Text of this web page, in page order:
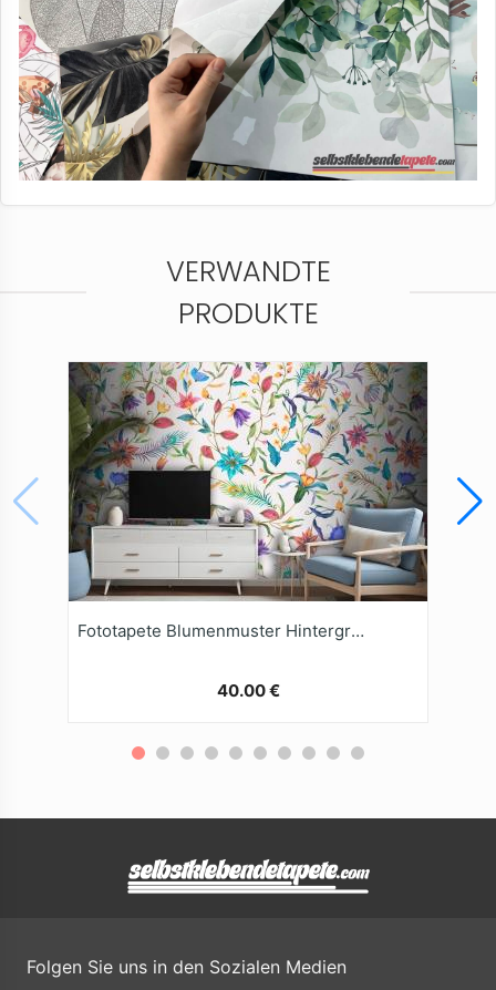
VERWANDTE
PRODUKTE
Fototapete Blumenmuster Hintergrund
40.00 €
Folgen Sie uns in den Sozialen Medien